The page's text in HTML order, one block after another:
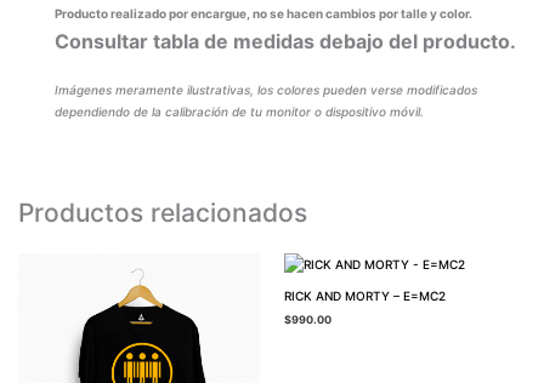
Producto realizado por encargue, no se hacen cambios por talle y color.
Consultar tabla de medidas debajo del producto.
Imágenes meramente ilustrativas, los colores pueden verse modificados
dependiendo de la calibración de tu monitor o dispositivo móvil.
Productos relacionados
RICK AND MORTY – E=MC2
$990.00